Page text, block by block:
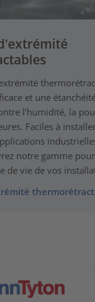
et une
l’humidité, la
Faciles à
notre gamme
de vie de vos